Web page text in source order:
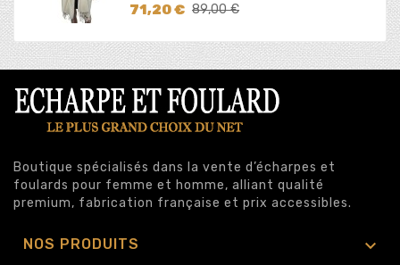
71,20 € 89,00 €
base
Boutique spécialisés dans la vente d’écharpes et
foulards pour femme et homme, alliant qualité
premium, fabrication française et prix accessibles.
NOS PRODUITS 